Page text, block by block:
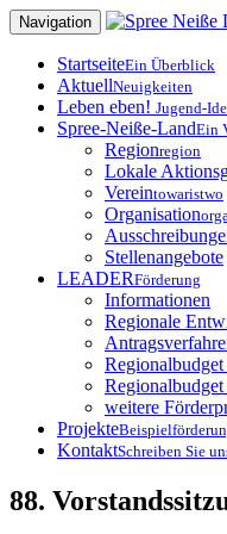
Zum
Inhalt
springen
Navigation
StartseiteEin Überblick
AktuellNeuigkeiten
Leben eben! Jugend-
Spree-Neiße-LandEin
Regionregion
Lokale
Vereintowaristwo
Organisation
Stellenangebote
LEADERFörderung
Informationen
Regionale
weitere
Projekte
KontaktSchreiben Sie
88.